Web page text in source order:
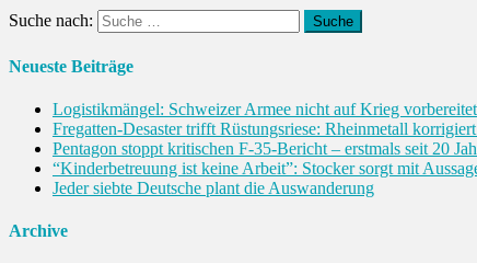
Suche nach:
Neueste Beiträge
Logistikmängel: Schweizer Armee nicht auf Krieg vorbereitet
Fregatten-Desaster trifft Rüstungsriese: Rheinmetall
Pentagon stoppt kritischen F-35-Bericht – erstmals seit 20
“Kinderbetreuung ist keine Arbeit”: Stocker sorgt mit
Jeder siebte Deutsche plant die Auswanderung
Archive